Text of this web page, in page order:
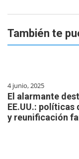
También te
4 junio, 2025
El alarmante
EE.UU.:
y reunificación